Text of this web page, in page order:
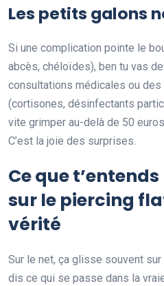
Les petits galons
Si une complication pointe le
abcès, chéloïdes), ben tu vas
consultations médicales ou
(cortisones, désinfectants
vite grimper au-delà de 50
C’est la joie des surprises.
Ce que
sur le piercing
vérité
Sur le net, ça glisse souvent
dis ce qui se passe dans la